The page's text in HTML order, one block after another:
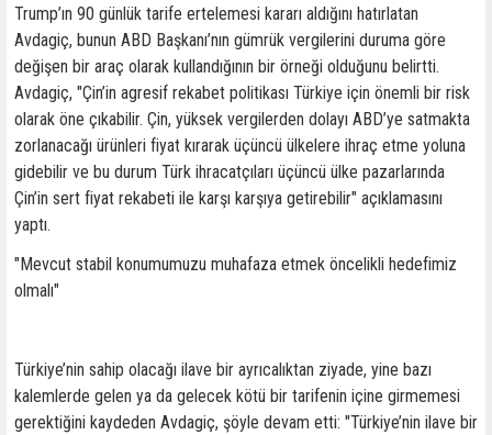
Trump’ın 90 günlük tarife ertelemesi kararı aldığını hatırlatan
Avdagiç, bunun ABD Başkanı’nın gümrük vergilerini duruma göre
değişen bir araç olarak kullandığının bir örneği olduğunu belirtti.
Avdagiç, "Çin’in agresif rekabet politikası Türkiye için önemli bir risk
olarak öne çıkabilir. Çin, yüksek vergilerden dolayı ABD’ye satmakta
zorlanacağı ürünleri fiyat kırarak üçüncü ülkelere ihraç etme yoluna
gidebilir ve bu durum Türk ihracatçıları üçüncü ülke pazarlarında
Çin’in sert fiyat rekabeti ile karşı karşıya getirebilir" açıklamasını
yaptı.
"Mevcut stabil konumumuzu muhafaza etmek öncelikli hedefimiz
olmalı"
Türkiye’nin sahip olacağı ilave bir ayrıcalıktan ziyade, yine bazı
kalemlerde gelen ya da gelecek kötü bir tarifenin içine girmemesi
gerektiğini kaydeden Avdagiç, şöyle devam etti: "Türkiye’nin ilave bir